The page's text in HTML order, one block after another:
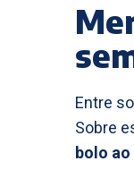
Entre
Sobre
bolo